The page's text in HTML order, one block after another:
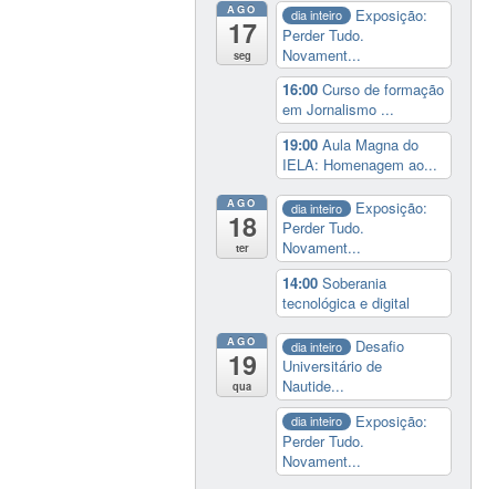
AGO
17
seg
dia inteiro
Exposição:
Perder Tudo.
Novament...
16:00Curso de formação
em Jornalismo ...
19:00Aula Magna do
IELA: Homenagem ao...
AGO
18
ter
dia inteiro
Exposição:
Perder Tudo.
Novament...
14:00Soberania
tecnológica e digital
AGO
19
qua
dia inteiro
Desafio
Universitário de
Nautide...
dia inteiro
Exposição:
Perder Tudo.
Novament...